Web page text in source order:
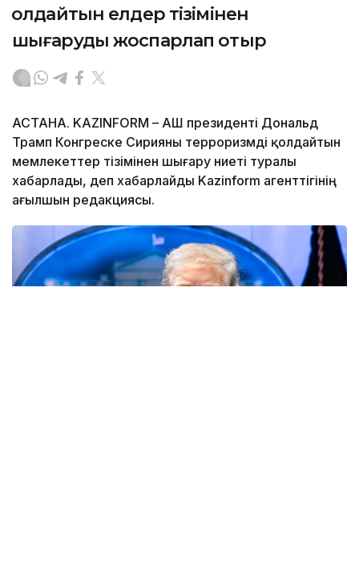
қолдайтын елдер тізімінен
шығаруды жоспарлап отыр
АСТАНА. KAZINFORM – АҚШ президенті Дональд
Трамп Конгреске Сирияны терроризмді қолдайтын
мемлекеттер тізімінен шығару ниеті туралы
хабарлады, деп хабарлайды Kazinform агенттігінің
ағылшын редакциясы.